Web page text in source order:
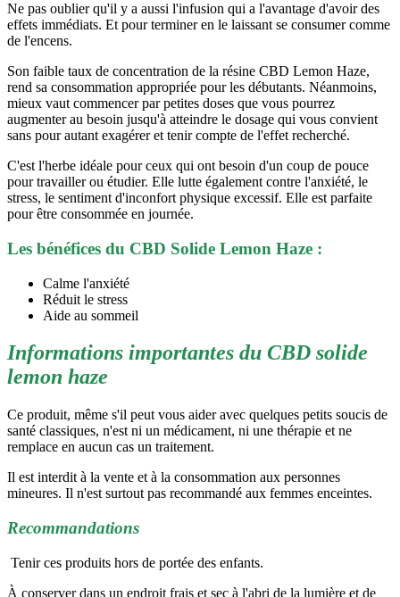
Ne pas oublier qu'il y a aussi l'infusion qui a l'avantage d'avoir des
effets immédiats. Et pour terminer en le laissant se consumer comme
de l'encens.
Son faible taux de concentration de la résine CBD Lemon Haze,
rend sa consommation appropriée pour les débutants. Néanmoins,
mieux vaut commencer par petites doses que vous pourrez
augmenter au besoin jusqu'à atteindre le dosage qui vous convient
sans pour autant exagérer et tenir compte de l'effet recherché.
C'est l'herbe idéale pour ceux qui ont besoin d'un coup de pouce
pour travailler ou étudier. Elle lutte également contre l'anxiété, le
stress, le sentiment d'inconfort physique excessif. Elle est parfaite
pour être consommée en journée.
Les bénéfices du CBD Solide Lemon Haze :
Calme l'anxiété
Réduit le stress
Aide au sommeil
Informations importantes du CBD solide
lemon haze
Ce produit, même s'il peut vous aider avec quelques petits soucis de
santé classiques, n'est ni un médicament, ni une thérapie et ne
remplace en aucun cas un traitement.
Il est interdit à la vente et à la consommation aux personnes
mineures. Il n'est surtout pas recommandé aux femmes enceintes.
Recommandations
Tenir ces produits hors de portée des enfants.
À conserver dans un endroit frais et sec à l'abri de la lumière et de